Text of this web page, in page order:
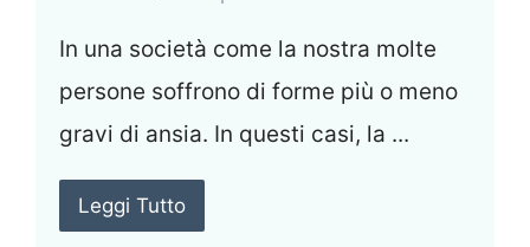
In una società come la nostra molte
persone soffrono di forme più o meno
gravi di ansia. In questi casi, la ...
Leggi Tutto